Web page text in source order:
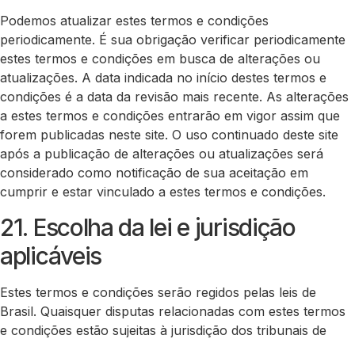
Podemos atualizar estes termos e condições
periodicamente. É sua obrigação verificar periodicamente
estes termos e condições em busca de alterações ou
atualizações. A data indicada no início destes termos e
condições é a data da revisão mais recente. As alterações
a estes termos e condições entrarão em vigor assim que
forem publicadas neste site. O uso continuado deste site
após a publicação de alterações ou atualizações será
considerado como notificação de sua aceitação em
cumprir e estar vinculado a estes termos e condições.
21. Escolha da lei e jurisdição
aplicáveis
Estes termos e condições serão regidos pelas leis de
Brasil. Quaisquer disputas relacionadas com estes termos
e condições estão sujeitas à jurisdição dos tribunais de